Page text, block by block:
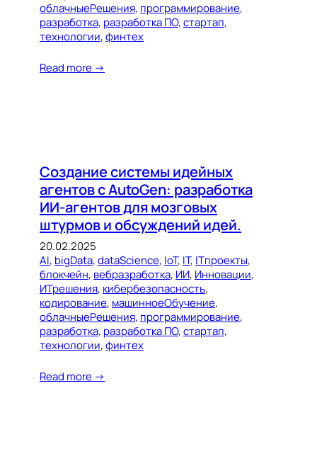
облачныеРешения, программирование
разработка, разработка ПО, стартап
технологии, финтех
Read more →
Создание системы идейных
агентов с AutoGen: разработка
ИИ-агентов для мозговых
штурмов и обсуждений идей.
20.02.2025
AI, bigData, dataScience, IoT, IT, ITпроекты
блокчейн, вебразработка, ИИ, Инновации
ИТрешения, кибербезопасность
кодирование, машинноеОбучение
облачныеРешения, программирование
разработка, разработка ПО, стартап
технологии, финтех
Read more →